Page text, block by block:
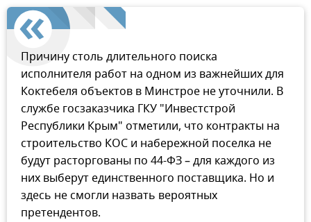
Причину столь длительного поиска
исполнителя работ на одном из важнейших для
Коктебеля объектов в Минстрое не уточнили. В
службе госзаказчика ГКУ "Инвестстрой
Республики Крым" отметили, что контракты на
строительство КОС и набережной поселка не
будут расторгованы по 44-ФЗ – для каждого из
них выберут единственного поставщика. Но и
здесь не смогли назвать вероятных
претендентов.